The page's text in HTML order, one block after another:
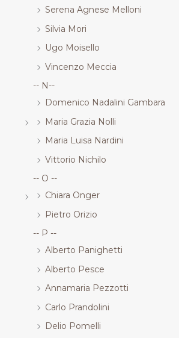
Serena Agnese Melloni
Silvia Mori
Ugo Moisello
Vincenzo Meccia
-- N--
Domenico Nadalini Gambara
Maria Grazia Nolli
Maria Luisa Nardini
Vittorio Nichilo
-- O --
Chiara Onger
Pietro Orizio
-- P --
Alberto Panighetti
Alberto Pesce
Annamaria Pezzotti
Carlo Prandolini
Delio Pomelli